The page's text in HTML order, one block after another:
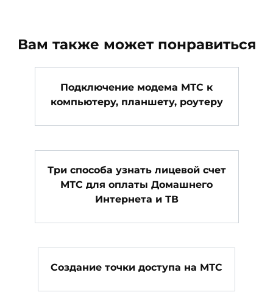
Вам также может понравиться
Подключение модема МТС к
компьютеру, планшету, роутеру
Три способа узнать лицевой счет
МТС для оплаты Домашнего
Интернета и ТВ
Создание точки доступа на МТС